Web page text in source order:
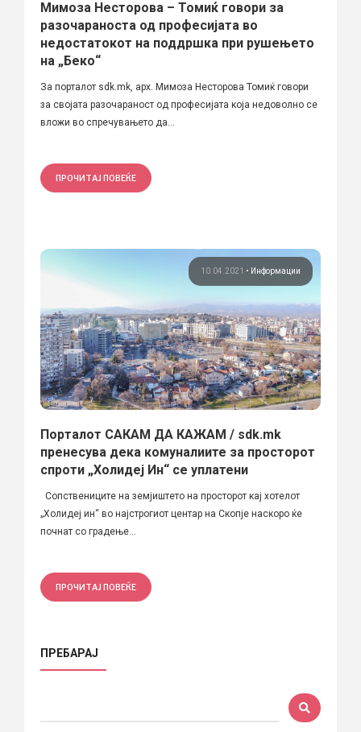
Мимоза Несторова – Томиќ говори за
разочараноста од професијата во
недостатокот на поддршка при рушењето
на „Беко“
За порталот sdk.mk, арх. Мимоза Несторова Томиќ говори
за својата разочараност од професијата која недоволно се
вложи во спречувањето да...
ПРОЧИТАЈ ПОВЕЌЕ
10.04.2021 • Информации
Порталот САКАМ ДА КАЖАМ / sdk.mk
пренесува дека комуналиите за просторот
спроти „Холидеј Ин“ се уплатени
Сопствениците на земјиштето на просторот кај хотелот
„Холидеј ин“ во најстрогиот центар на Скопје наскоро ќе
почнат со градење...
ПРОЧИТАЈ ПОВЕЌЕ
ПРЕБАРАЈ